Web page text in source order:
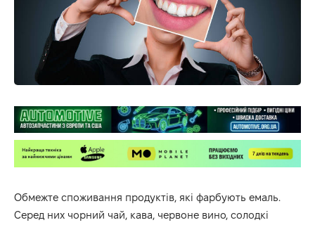
Обмежте споживання продуктів, які фарбують емаль.
Серед них чорний чай, кава, червоне вино, солодкі